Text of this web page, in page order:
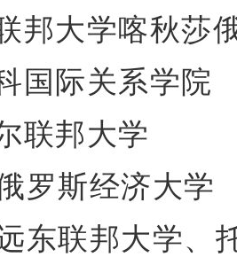
邦大学喀秋莎
国际关系学院
联邦大学
罗斯经济大学
东联邦大学、